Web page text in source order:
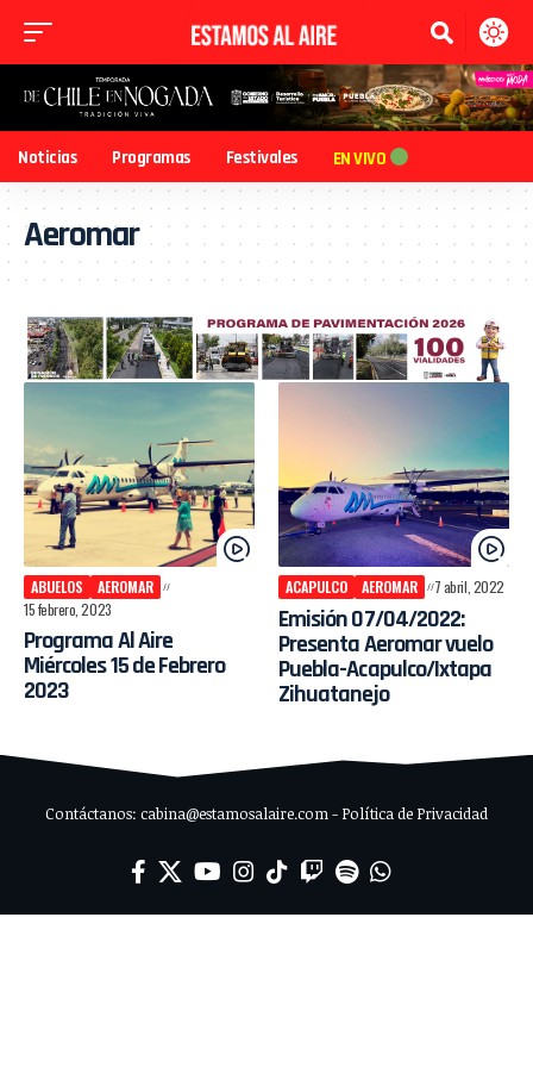
Noticias Programas Festivales EN VIVO
Aeromar
ABUELOS
AEROMAR
15 febrero, 2023
Programa Al Aire
Miércoles 15 de Febrero
2023
ACAPULCO AEROMAR 7 abril, 2022
Emisión 07/04/2022:
Presenta Aeromar vuelo
Puebla-Acapulco/Ixtapa
Zihuatanejo
Contáctanos: cabina@estamosalaire.com - Política de Privacidad